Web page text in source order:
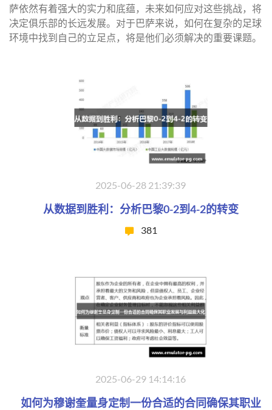
萨依然有着强大的实力和底蕴，未来如何应对这些挑战，将
决定俱乐部的长远发展。对于巴萨来说，如何在复杂的足球
环境中找到自己的立足点，将是他们必须解决的重要课题。
2025-06-28 21:39:39
从数据到胜利：分析巴黎0-2到4-2的转变
381
2025-06-29 14:14:16
如何为穆谢奎量身定制一份合适的合同确保其职业